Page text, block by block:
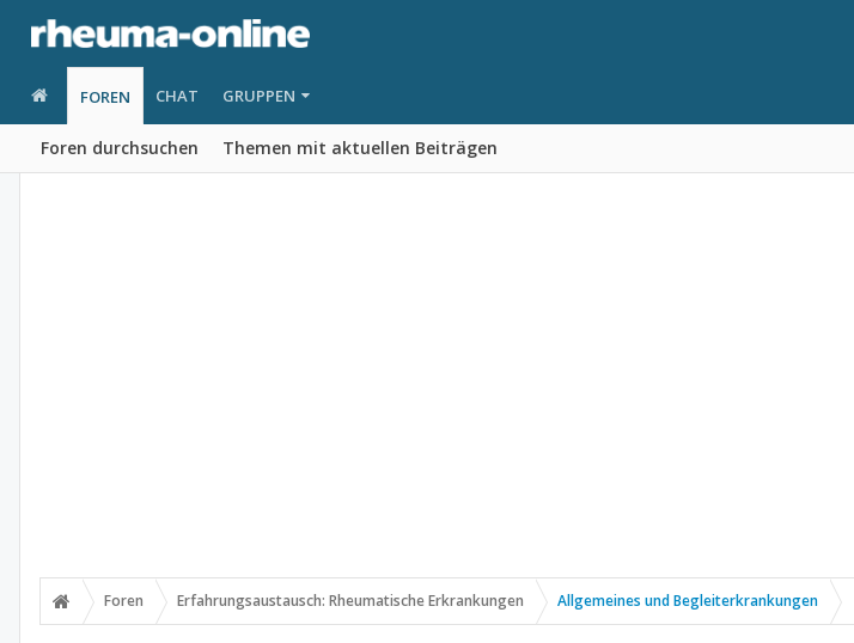
FOREN
Foren durchsuchen Themen mit aktuellen Beiträgen
CHAT GRUPPEN
Foren Erfahrungsaustausch: Rheumatische Erkrankungen Allgemeines und Begleiterkrankungen